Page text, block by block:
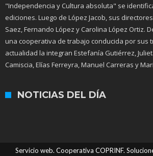
"Independencia y Cultura absoluta" se
ediciones. Luego de López Jacob, sus
Saez, Fernando López y Carolina López Ortiz.
una cooperativa de trabajo conducida por sus
actualidad la integran Estefanía Gutiérrez,
Camiscia, Elías Ferreyra, Manuel Carreras y
NOTICIAS DEL DÍA
Servicio web. Cooperativa COPRINF.